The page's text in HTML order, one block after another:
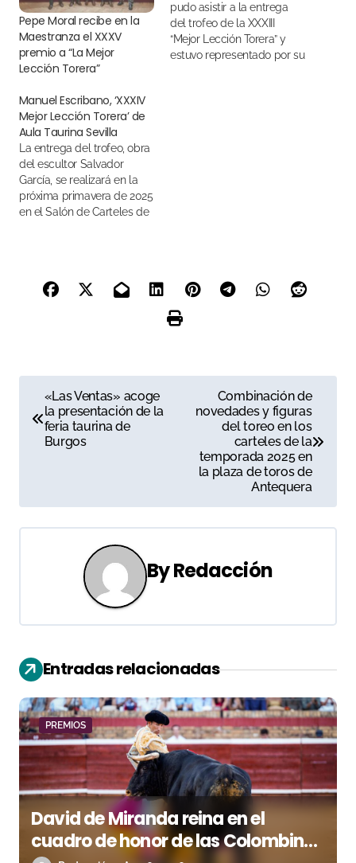
Pepe Moral recibe en la
Maestranza el XXXV
premio a “La Mejor
Lección Torera”
pudo asistir a la entrega
del trofeo de la XXXIII
“Mejor Lección Torera” y
estuvo representado por su
Manuel Escribano, ‘XXXIV
Mejor Lección Torera’ de
Aula Taurina Sevilla
del escultor Salvador
García, se realizará en la
próxima primavera de 2025
en el Salón de Carteles de
a
g
i
ó
n
d
e
e
n
«Las Ventas» acoge
la presentación de la
feria taurina de
Burgos
Combinación de
novedades y figuras
del toreo en los
carteles de la
temporada 2025 en
la plaza de toros de
Antequera
ByRedacción
Entradas relacionadas
PREMIOS
David de Miranda reina en el
cuadro de honor de las Colombinas